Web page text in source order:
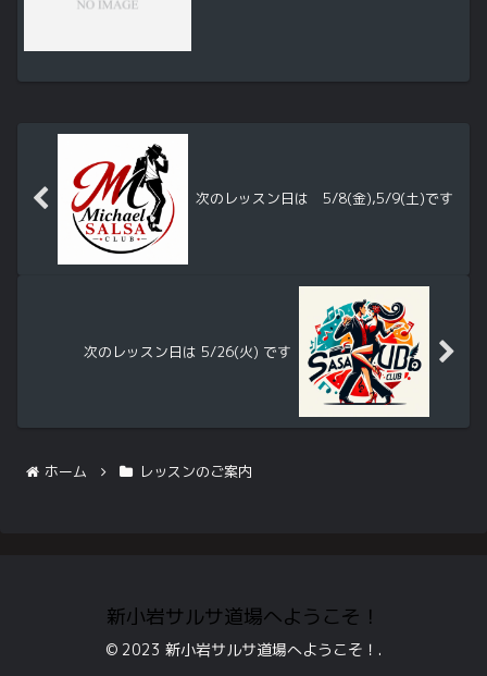
次のレッスン日は 5/8(金),5/9(土)です
次のレッスン日は 5/26(火) です
ホーム レッスンのご案内
新小岩サルサ道場へようこそ！
© 2023 新小岩サルサ道場へようこそ！.